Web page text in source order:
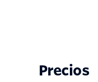
Precios